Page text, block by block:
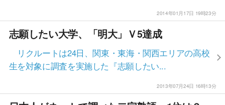
2014年01月17日 19時23分
志願したい大学、「明大」Ｖ5達成
リクルートは24日、関東・東海・関西エリアの高校
生を対象に調査を実施した『志願したい...
2013年07月24日 16時13分